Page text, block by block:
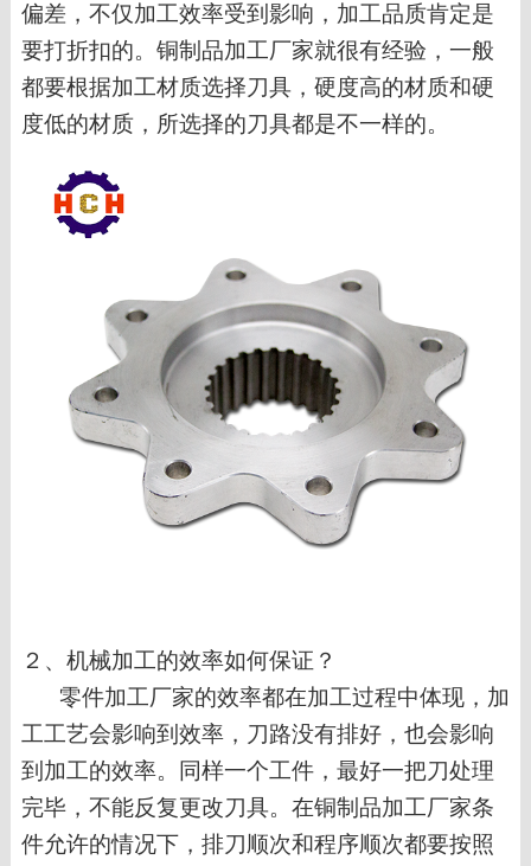
偏差，不仅加工效率受到影响，加工品质肯定是
要打折扣的。铜制品加工厂家就很有经验，一般
都要根据加工材质选择刀具，硬度高的材质和硬
度低的材质，所选择的刀具都是不一样的。
２、 机械加工的效率如何保证？
零件加工厂家的效率都在加工过程中体现，加
工工艺会影响到效率，刀路没有排好，也会影响
到加工的效率。同样一个工件，最好一把刀处理
完毕，不能反复更改刀具。在铜制品加工厂家条
件允许的情况下，排刀顺次和程序顺次都要按照